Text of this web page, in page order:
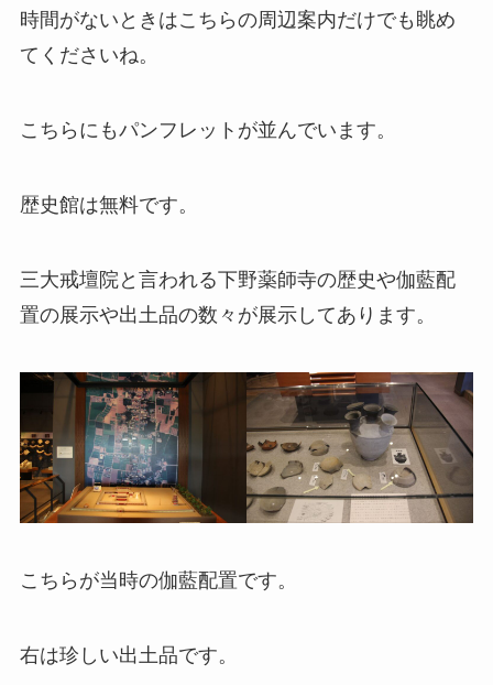
時間がないときはこちらの周辺案内だけでも眺め
てくださいね。
こちらにもパンフレットが並んでいます。
歴史館は無料です。
三大戒壇院と言われる下野薬師寺の歴史や伽藍配
置の展示や出土品の数々が展示してあります。
こちらが当時の伽藍配置です。
右は珍しい出土品です。